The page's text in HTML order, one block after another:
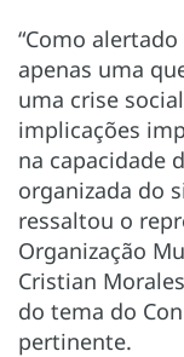
“Como
apenas uma
uma crise
implicações
na capacidade
organizada do
ressaltou o
Organização
Cristian
do tema do
pertinente.